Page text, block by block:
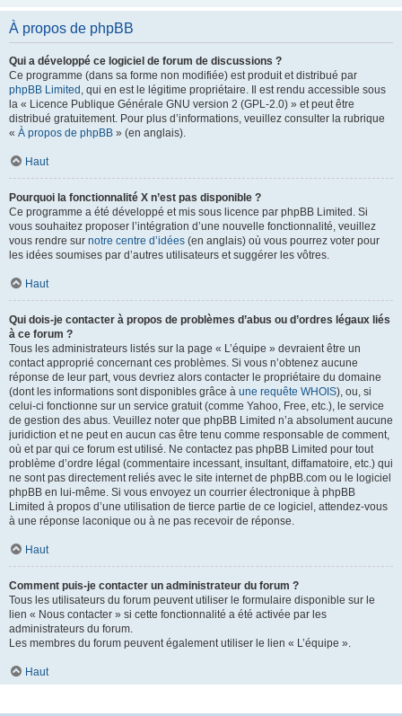
À propos de phpBB
Qui a développé ce logiciel de forum de discussions ?
Ce programme (dans sa forme non modifiée) est produit et distribué par
phpBB Limited , qui en est le légitime propriétaire. Il est rendu accessible sous
la « Licence Publique Générale GNU version 2 (GPL-2.0) » et peut être
distribué gratuitement. Pour plus d’informations, veuillez consulter la rubrique
« À propos de phpBB » (en anglais).
Haut
Pourquoi la fonctionnalité X n’est pas disponible ?
Ce programme a été développé et mis sous licence par phpBB Limited. Si
vous souhaitez proposer l’intégration d’une nouvelle fonctionnalité, veuillez
vous rendre sur notre centre d’idées (en anglais) où vous pourrez voter pour
les idées soumises par d’autres utilisateurs et suggérer les vôtres.
Haut
Qui dois-je contacter à propos de problèmes d’abus ou d’ordres légaux liés
à ce forum ?
Tous les administrateurs listés sur la page « L’équipe » devraient être un
contact approprié concernant ces problèmes. Si vous n’obtenez aucune
réponse de leur part, vous devriez alors contacter le propriétaire du domaine
(dont les informations sont disponibles grâce à une requête WHOIS), ou, si
celui-ci fonctionne sur un service gratuit (comme Yahoo, Free, etc.), le service
de gestion des abus. Veuillez noter que phpBB Limited n’a absolument aucune
juridiction et ne peut en aucun cas être tenu comme responsable de comment,
où et par qui ce forum est utilisé. Ne contactez pas phpBB Limited pour tout
problème d’ordre légal (commentaire incessant, insultant, diffamatoire, etc.) qui
ne sont pas directement reliés avec le site internet de phpBB.com ou le logiciel
phpBB en lui-même. Si vous envoyez un courrier électronique à phpBB
Limited à propos d’une utilisation de tierce partie de ce logiciel, attendez-vous
à une réponse laconique ou à ne pas recevoir de réponse.
Haut
Comment puis-je contacter un administrateur du forum ?
Tous les utilisateurs du forum peuvent utiliser le formulaire disponible sur le
lien « Nous contacter » si cette fonctionnalité a été activée par les
administrateurs du forum.
Les membres du forum peuvent également utiliser le lien « L’équipe ».
Haut